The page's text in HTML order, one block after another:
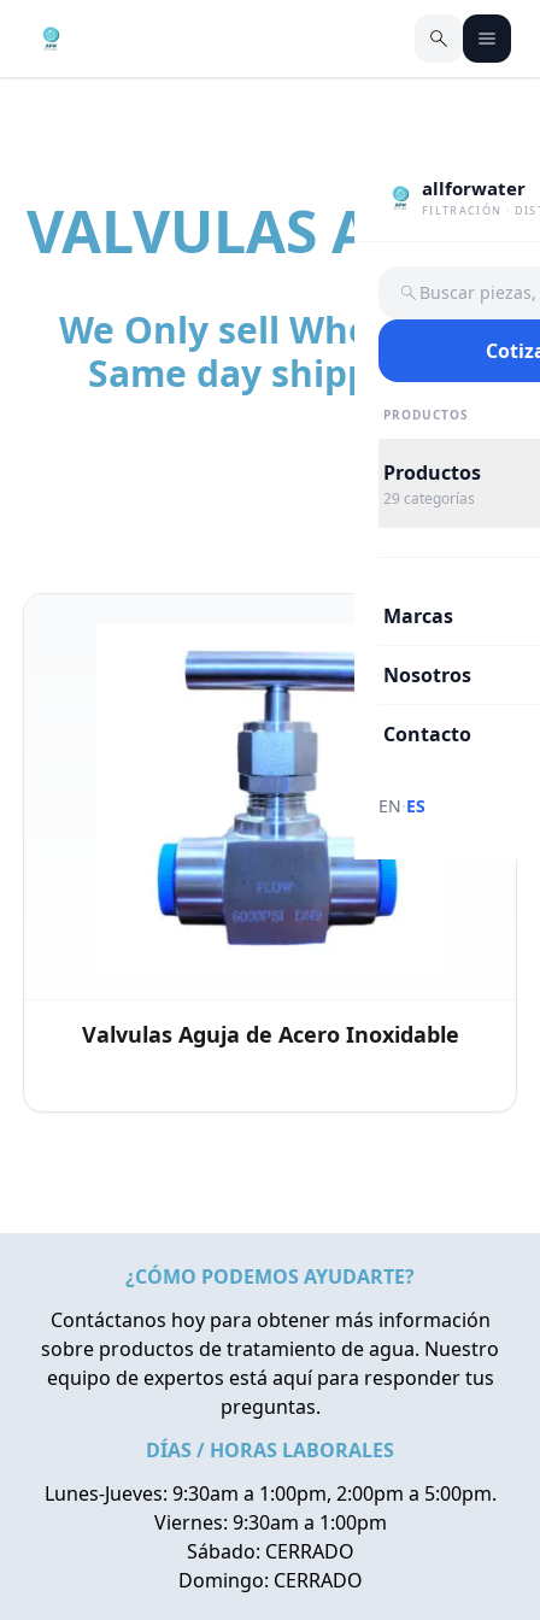
allforwater
FILTRACIÓN ·
Buscar
PRODUCTOS
Productos
29 categorías
Marcas
Nosotros
Contacto
EN·ES
VALVULAS AGUJA
We Only sell Wholesale |
Same day shipping
Valvulas Aguja de Acero Inoxidable
¿CÓMO PODEMOS AYUDARTE?
Contáctanos hoy para obtener más información
sobre productos de tratamiento de agua. Nuestro
equipo de expertos está aquí para responder tus
preguntas.
DÍAS / HORAS LABORALES
Lunes-Jueves: 9:30am a 1:00pm, 2:00pm a 5:00pm.
Viernes: 9:30am a 1:00pm
Sábado: CERRADO
Domingo: CERRADO